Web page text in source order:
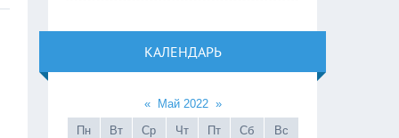
КАЛЕНДАРЬ
« Май 2022 »
Пн
Вт Ср Чт Пт Сб Вс